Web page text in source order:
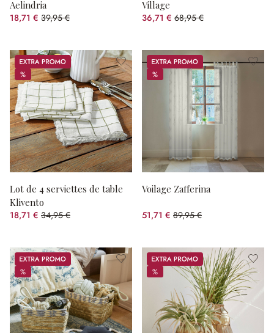
Aelindria
18,71 € 39,95 €
(53.17%spared)
Village
36,71 € 68,95 €
(46.76%spared)
Promos
%
%
Lot de 4 serviettes de table
Klivento
18,71 € 34,95 €
(46.47%spared)
Promos
%
%
Voilage Zafferina
51,71 € 89,95 €
(42.51%spared)
Promos
%
%
Promos
%
%